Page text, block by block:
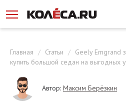
Главная Статьи
Geely Emgrand
купить большой седан на выгодных
Автор: Максим Берёзкин